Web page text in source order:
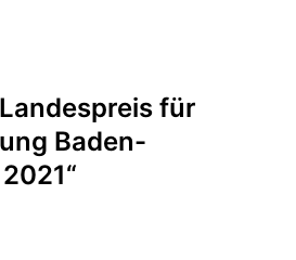
für
Baden-